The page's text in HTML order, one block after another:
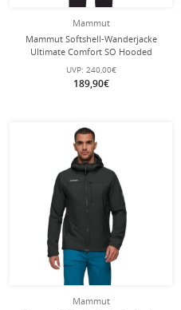
Mammut
Mammut Softshell-Wanderjacke
Ultimate Comfort SO Hooded
(4‑Wege-Stretch, winddicht) grau
Herren
UVP: 240,00€
189,90€
Mammut